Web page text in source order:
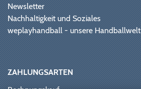
Newsletter
Nachhaltigkeit und Soziales
weplayhandball - unsere Handballwelt
ZAHLUNGSARTEN